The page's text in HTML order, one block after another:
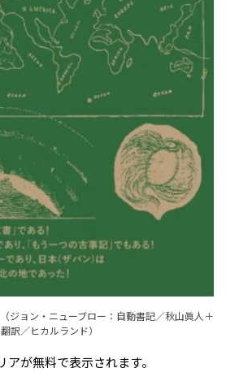
ジョン・ニューブロー：自動書記／秋山眞人＋
訳／ヒカルランド）
が無料で表示されます。